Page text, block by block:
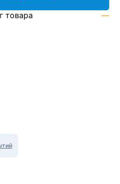
товара —